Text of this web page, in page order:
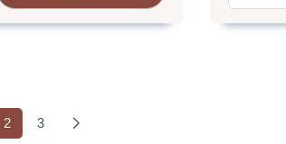
2(current)
3